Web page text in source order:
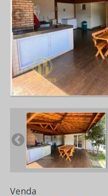
Venda